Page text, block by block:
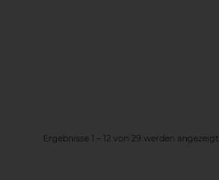
Ergebnisse 1 – 12 von 29 werden angezeigt